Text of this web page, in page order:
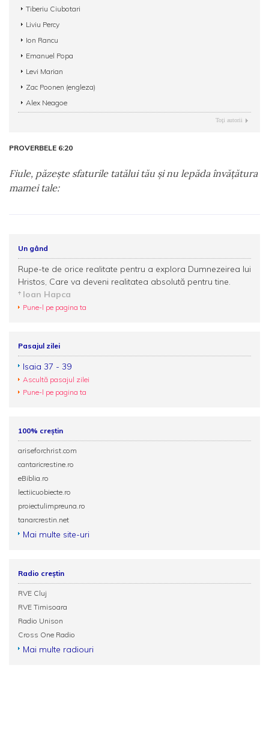
Tiberiu Ciubotari
Liviu Percy
Ion Rancu
Emanuel Popa
Levi Marian
Zac Poonen (engleza)
Alex Neagoe
Toţi autorii
PROVERBELE 6:20
Fiule, păzeşte sfaturile tatălui tău şi nu lepăda învăţătura
mamei tale:
Un gând
Rupe-te de orice realitate pentru a explora Dumnezeirea lui
Hristos, Care va deveni realitatea absolută pentru tine.
Ioan Hapca
Pune-l pe pagina ta
Pasajul zilei
Isaia 37 - 39
Ascultă pasajul zilei
Pune-l pe pagina ta
100% creștin
ariseforchrist.com
cantaricrestine.ro
eBiblia.ro
lectiicuobiecte.ro
proiectulimpreuna.ro
tanarcrestin.net
Mai multe site-uri
Radio creștin
RVE Cluj
RVE Timisoara
Radio Unison
Cross One Radio
Mai multe radiouri